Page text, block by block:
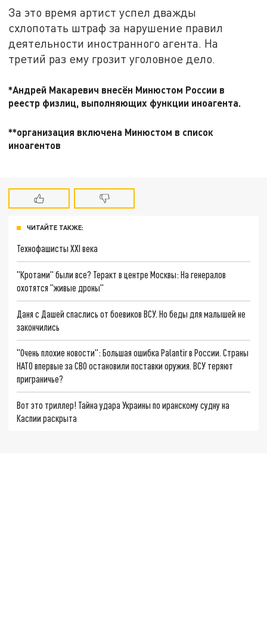
За это время артист успел дважды
схлопотать штраф за нарушение правил
деятельности иностранного агента. На
третий раз ему грозит уголовное дело.
*Андрей Макаревич внесён Минюстом России в
реестр физлиц, выполняющих функции иноагента.
**организация включена Минюстом в список
иноагентов
ЧИТАЙТЕ ТАКЖЕ:
Технофашисты XXI века
"Кротами" были все? Теракт в центре Москвы: На генералов
охотятся "живые дроны"
Даня с Дашей спаслись от боевиков ВСУ. Но беды для малышей не
закончились
"Очень плохие новости": Большая ошибка Palantir в России. Страны
НАТО впервые за СВО остановили поставки оружия. ВСУ теряют
приграничье?
Вот это триллер! Тайна удара Украины по иранскому судну на
Каспии раскрыта